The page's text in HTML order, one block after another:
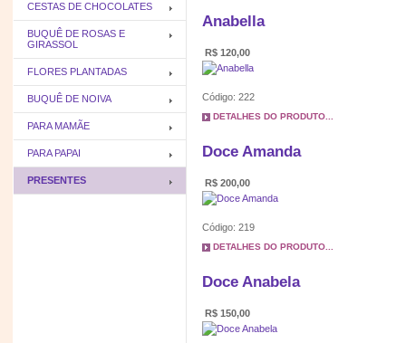
Anabella
R$ 120,00
Código: 222
DETALHES DO PRODUTO...
Doce Amanda
R$ 200,00
Código: 219
DETALHES DO PRODUTO...
Doce Anabela
R$ 150,00
CESTAS DE CHOCOLATES
BUQUÊ DE ROSAS E
GIRASSOL
FLORES PLANTADAS
BUQUÊ DE NOIVA
PARA MAMÃE
PARA PAPAI
PRESENTES